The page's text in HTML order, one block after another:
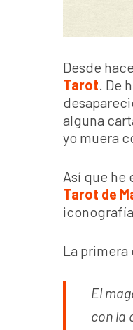
Desde
Tarot. De
alguna
yo muera
Así que he
Tarot de
La primera
El
con la